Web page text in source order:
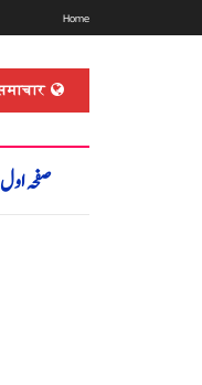
Home
हिंदी समाचार
صفحہ اول